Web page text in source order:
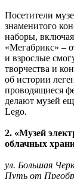
Посетители
знаменитого
наборы,
«Мегабрикс» –
и взрослые
творчества и
об истории
проводящиеся
делают музей
Lego.
2. «Музей
облачных
ул. Большая
Путь от